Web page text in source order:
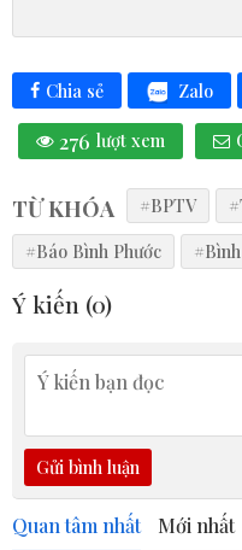
Chia sẻ Zalo
276 lượt xem
TỪ KHÓA #BPTV
#Báo Bình Phước
Ý kiến (0)
Gửi bình luận
Quan tâm nhất Mới nhất